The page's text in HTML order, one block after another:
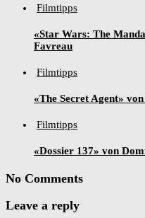
Filmtipps
«Star Wars: The
Favreau
Filmtipps
«The Secret Agent»
Filmtipps
«Dossier 137» von
No Comments
Leave a reply